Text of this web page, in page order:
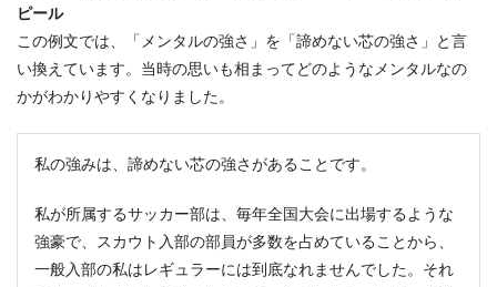
ピール
この例文では、「メンタルの強さ」を「諦めない芯の強さ」と言
い換えています。当時の思いも相まってどのようなメンタルなの
かがわかりやすくなりました。
私の強みは、諦めない芯の強さがあることです。
私が所属するサッカー部は、毎年全国大会に出場するような
強豪で、スカウト入部の部員が多数を占めていることから、
一般入部の私はレギュラーには到底なれませんでした。それ